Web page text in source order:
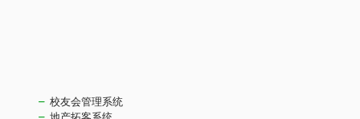
校友会管理系统
地产拓客系统